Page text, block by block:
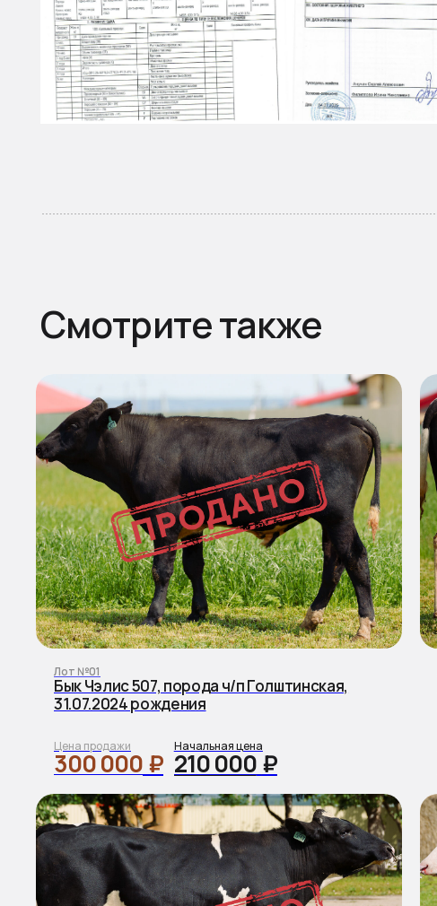
Смотрите также
Бык Чэлис 507, порода ч/п Голштинская,
31.07.2024 рождения
Лот №01
Цена продажи
300 000₽
Начальная цена
210 000 ₽